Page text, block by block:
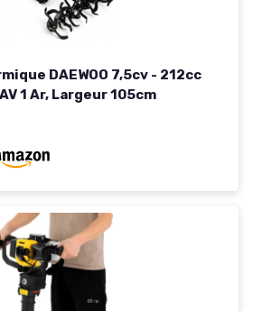
DAEWOO 7,5cv - 212cc
1 Ar, Largeur 105cm